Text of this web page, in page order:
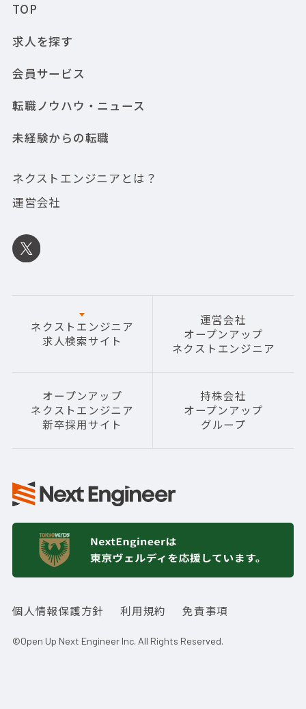
TOP
求人を探す
会員サービス
転職ノウハウ・ニュース
未経験からの転職
ネクストエンジニアとは？
運営会社
ネクストエンジニア
求人検索サイト
運営会社
オープンアップ
ネクストエンジニア
オープンアップ
ネクストエンジニア
新卒採用サイト
持株会社
オープンアップ
グループ
個人情報保護方針 利用規約 免責事項
©Open Up Next Engineer Inc. All Rights Reserved.